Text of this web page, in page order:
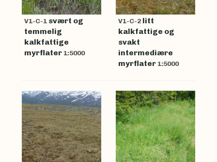
V1-C-1 svært og
temmelig
kalkfattige
myrflater 1:5000
V1-C-2 litt
kalkfattige og
svakt
intermediære
myrflater 1:5000